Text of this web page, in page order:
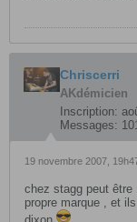
Chriscerri
AKdémicien
Inscription:
Messages:
19 novembre 2007,
chez stagg peut être
propre marque , et